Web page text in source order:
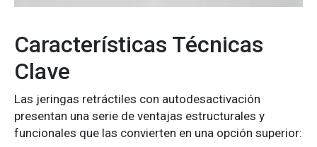
Características Técnicas
Clave
Las jeringas retráctiles con autodesactivación
presentan una serie de ventajas estructurales y
funcionales que las convierten en una opción superior: